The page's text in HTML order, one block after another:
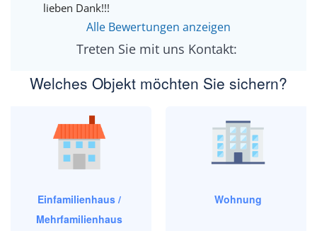
lieben Dank!!!
Alle Bewertungen anzeigen
Treten Sie mit uns Kontakt: